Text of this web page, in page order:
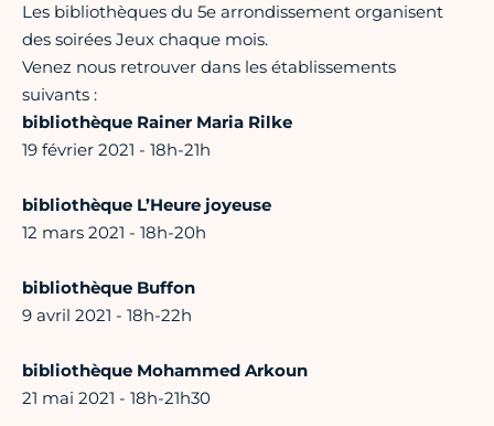
Les bibliothèques du 5e arrondissement organisent
des soirées Jeux chaque mois.
Venez nous retrouver dans les établissements
suivants :
bibliothèque Rainer Maria Rilke
19 février 2021 - 18h-21h
bibliothèque L’Heure joyeuse
12 mars 2021 - 18h-20h
bibliothèque Buffon
9 avril 2021 - 18h-22h
bibliothèque Mohammed Arkoun
21 mai 2021 - 18h-21h30